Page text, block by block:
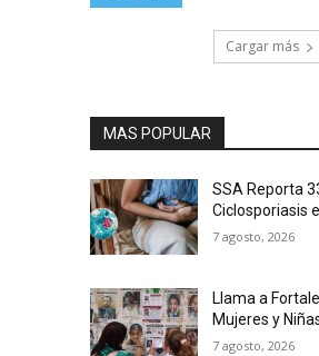
Cargar más
MAS POPULAR
SSA Reporta
Ciclosporiasis
7 agosto, 2026
Llama a
Mujeres y
7 agosto, 2026